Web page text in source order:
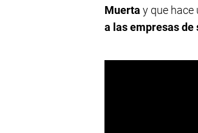
Muerta y que hace
a las empresas